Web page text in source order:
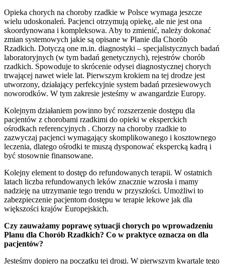
Opieka chorych na choroby rzadkie w Polsce wymaga jeszcze
wielu udoskonaleń. Pacjenci otrzymują opiekę, ale nie jest ona
skoordynowana i kompleksowa. Aby to zmienić, należy dokonać
zmian systemowych jakie są opisane w Planie dla Chorób
Rzadkich. Dotyczą one m.in. diagnostyki – specjalistycznych badań
laboratoryjnych (w tym badań genetycznych), rejestrów chorób
rzadkich. Spowoduje to skrócenie odysei diagnostycznej chorych
trwającej nawet wiele lat. Pierwszym krokiem na tej drodze jest
utworzony, działający perfekcyjnie system badań przesiewowych
noworodków. W tym zakresie jesteśmy w awangardzie Europy.
Kolejnym działaniem powinno być rozszerzenie dostępu dla
pacjentów z chorobami rzadkimi do opieki w eksperckich
ośrodkach referencyjnych . Chorzy na choroby rzadkie to
zazwyczaj pacjenci wymagający skomplikowanego i kosztownego
leczenia, dlatego ośrodki te muszą dysponować ekspercką kadrą i
być stosownie finansowane.
Kolejny element to dostęp do refundowanych terapii. W ostatnich
latach liczba refundowanych leków znacznie wzrosła i mamy
nadzieję na utrzymanie tego trendu w przyszłości. Umożliwi to
zabezpieczenie pacjentom dostępu w terapie lekowe jak dla
większości krajów Europejskich.
Czy zauważamy poprawę sytuacji chorych po wprowadzeniu
Planu dla Chorób Rzadkich? Co w praktyce oznacza on dla
pacjentów?
Jesteśmy dopiero na początku tej drogi. W pierwszym kwartale tego